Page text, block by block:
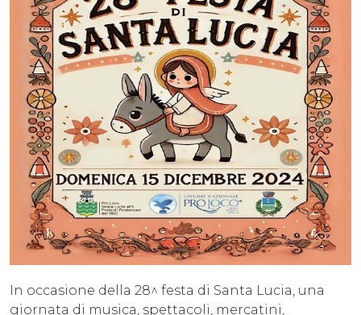
In occasione della 28^ festa di Santa Lucia, una
giornata di musica, spettacoli, mercatini,